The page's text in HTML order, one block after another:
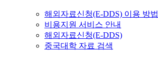
해외자료신청(E-DDS) 이용 방법
비용지원 서비스 안내
해외자료신청(E-DDS)
중국대학 자료 검색